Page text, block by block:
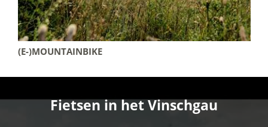
(E-)MOUNTAINBIKE
Fietsen in het Vinschgau